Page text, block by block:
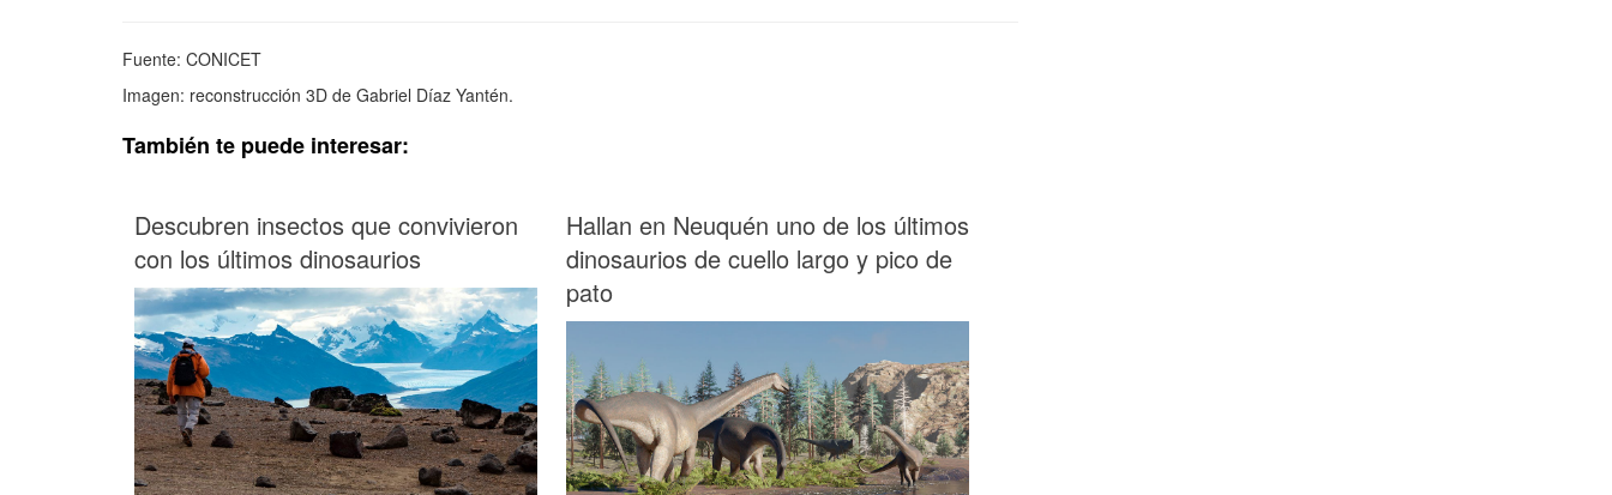
Fuente: CONICET
Imagen: reconstrucción 3D de Gabriel Díaz Yantén.
También te puede interesar:
Descubren insectos que convivieron
con los últimos dinosaurios
Hallan en Neuquén uno de los últimos
dinosaurios de cuello largo y pico de
pato